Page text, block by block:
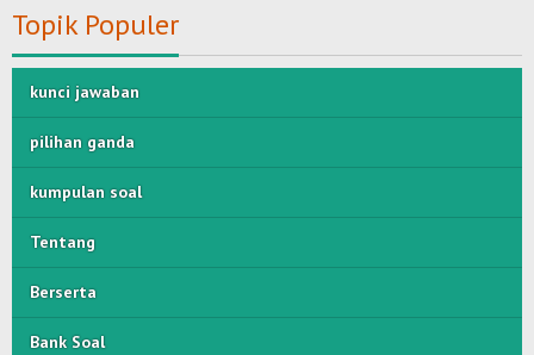
Topik Populer
kunci jawaban
pilihan ganda
kumpulan soal
Tentang
Berserta
Bank Soal